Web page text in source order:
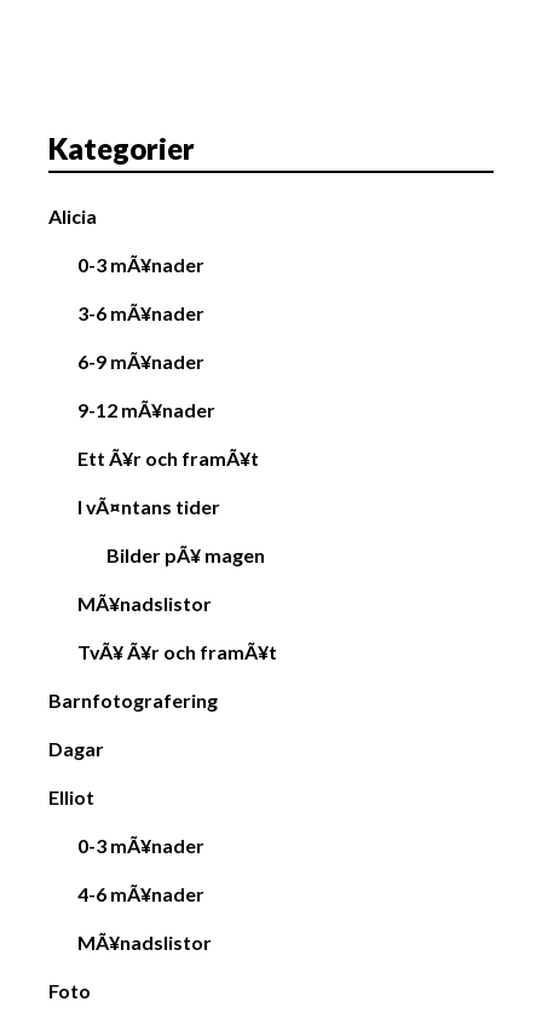
t
o
Kategorier
Alicia
0-3 mÃ¥nader
3-6 mÃ¥nader
6-9 mÃ¥nader
9-12 mÃ¥nader
Ett Ã¥r och framÃ¥t
I vÃ¤ntans tider
Bilder pÃ¥ magen
MÃ¥nadslistor
TvÃ¥ Ã¥r och framÃ¥t
Barnfotografering
Dagar
Elliot
0-3 mÃ¥nader
4-6 mÃ¥nader
MÃ¥nadslistor
Foto